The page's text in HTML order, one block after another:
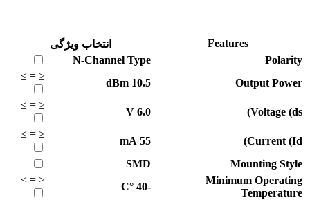
Features
انتخاب ویژگی
Polarity
N-Channel Type
Output Power
10.5
dBm
≤
=
≥
Voltage (ds)
6.0
V
≤
=
≥
Current (Id)
55
mA
≤
=
≥
Mounting Style
SMD
Minimum Operating
Temperature
-40
°C
≤
=
≥